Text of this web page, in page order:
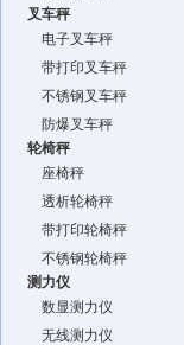
叉车秤
电子叉车秤
带打印叉车秤
不锈钢叉车秤
防爆叉车秤
轮椅秤
座椅秤
透析轮椅秤
带打印轮椅秤
不锈钢轮椅秤
测力仪
数显测力仪
无线测力仪